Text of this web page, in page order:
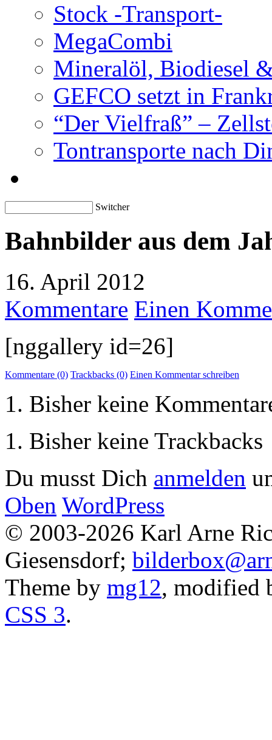
Stock -Transport-
MegaCombi
Mineralöl, Biodiesel
GEFCO setzt in
“Der Vielfraß” –
Tontransporte nach
Switcher
Bahnbilder aus dem
16. April 2012
Kommentare Einen
[nggallery id=26]
Kommentare (0) Trackbacks (0) Einen Kommentar schreiben
Bisher keine
Bisher keine Trackbacks
Du musst Dich anmelden
Oben WordPress
© 2003-2026 Karl Arne
Giesensdorf;
Theme by mg12, modified
CSS 3.